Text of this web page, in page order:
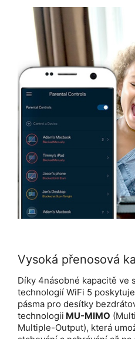
Vysoká přenosová
Díky 4násobné kapacitě ve
technologií WiFi 5
pásma pro desítky
technologii MU-MIMO
Multiple-Output), která